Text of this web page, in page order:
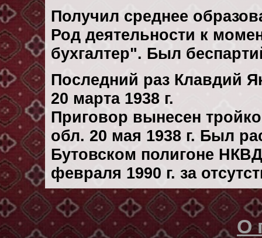
Получил среднее
Род деятельности к
бухгалтер". Был
Последний раз Клавдий
20 марта 1938 г.
Приговор вынесен
обл. 20 мая 1938 г. Был
Бутовском полигоне
февраля 1990 г. за
О